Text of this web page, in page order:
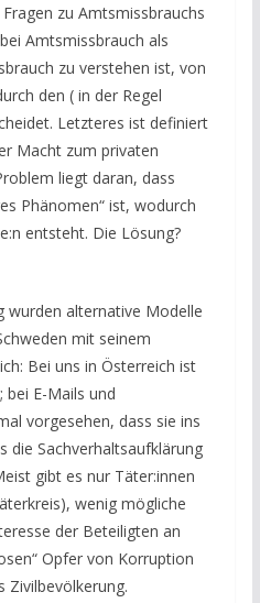
zu Amtsmissbrauchs
Amtsmissbrauch als
zu verstehen ist, von
den ( in der Regel
Letzteres ist definiert
Macht zum privaten
liegt daran, dass
Phänomen“ ist, wodurch
entsteht. Die Lösung?
wurden alternative Modelle
mit seinem
Bei uns in Österreich ist
E-Mails und
vorgesehen, dass sie ins
die Sachverhaltsaufklärung
gibt es nur Täter:innen
wenig mögliche
der Beteiligten an
Opfer von Korruption
Zivilbevölkerung.